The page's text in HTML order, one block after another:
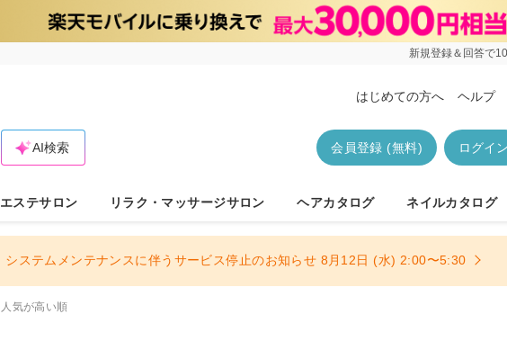
新規登録＆回答で
はじめての方へ ヘルプ
ログイン
会員登録 (無料)
AI検索
エステサロン リラク・マッサージサロン ヘアカタログ ネイルカタログ
システムメンテナンスに伴うサービス停止のお知らせ 8月12日 (水) 2:00〜5:30
人気が高い順